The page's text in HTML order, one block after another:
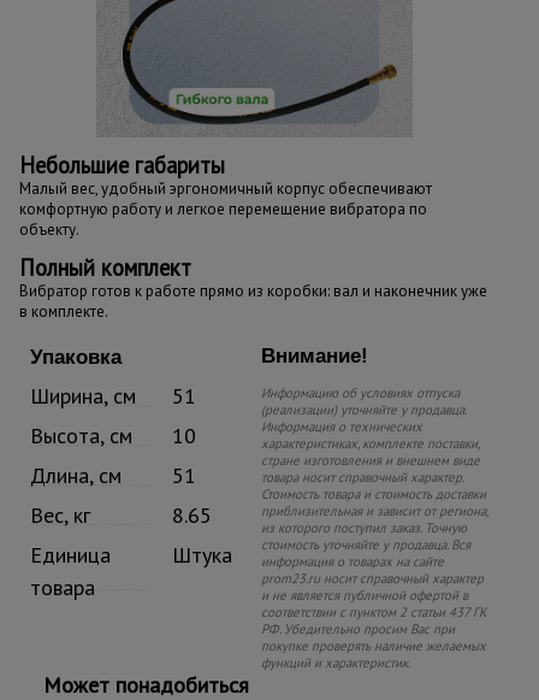
Небольшие габариты
Малый вес, удобный эргономичный корпус обеспечивают
комфортную работу и легкое перемещение вибратора по
объекту.
Полный комплект
Вибратор готов к работе прямо из коробки: вал и наконечник уже
в комплекте.
Упаковка
Ширина, см
51
Высота, см
10
Длина, см
51
Вес, кг
8.65
Единица
товара
Штука
Внимание!
Информацию об условиях отпуска
(реализации) уточняйте у продавца.
Информация о технических
характеристиках, комплекте поставки,
стране изготовления и внешнем виде
товара носит справочный характер.
Стоимость товара и стоимость доставки
приблизительная и зависит от региона,
из которого поступил заказ. Точную
стоимость уточняйте у продавца. Вся
информация о товарах на сайте
prom23.ru носит справочный характер
и не является публичной офертой в
соответствии с пунктом 2 статьи 437 ГК
РФ. Убедительно просим Вас при
покупке проверять наличие желаемых
функций и характеристик.
Может понадобиться